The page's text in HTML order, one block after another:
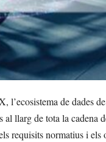
l’ecosistema de dades
llarg de tota la cadena
requisits normatius i